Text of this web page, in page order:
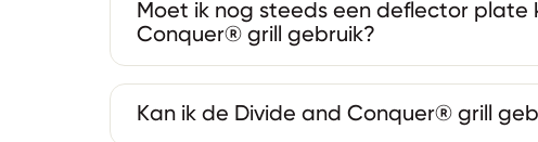
Moet ik nog steeds een deflector plate
Conquer® grill gebruik?
Kan ik de Divide and Conquer® grill